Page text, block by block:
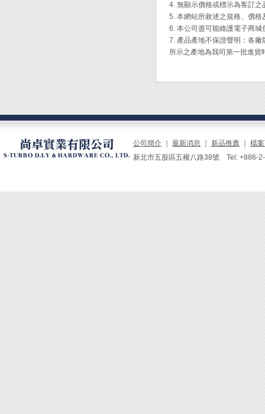
1. 電
件上
2. 並
筆尖
3. 使
5. 將
4. 無顯示價格或標示為客訂
5. 本網站所敘述之規格、價
6. 本公司盡可能維護電子商
7. 產品產地不保證聲明：各
所示之產地為我司第一批進
公司簡介 最新消息 新品推薦
檔
新北市五股區五權八路38號 Tel: